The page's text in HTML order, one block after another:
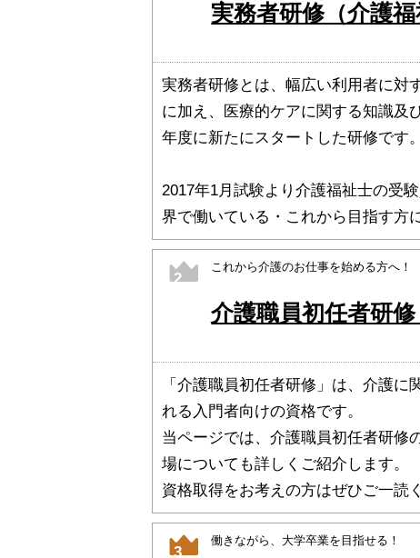
実務者研修（介護福
実務者研修とは、幅広い利用者に対
に加え、医療的ケアに関する知識及
年度に新たにスタートした研修です。
2017年1月試験より介護福祉士の受
界で働いている・これから目指す方
2
これから介護のお仕事を始める方へ！
介護職員初任者研
「介護職員初任者研修」は、介護
れる入門者向けの資格です。
当ページでは、介護職員初任者研修
場についても詳しくご紹介します。
資格取得をお考えの方はぜひご一読
3
働きながら、大学卒業を目指せる！